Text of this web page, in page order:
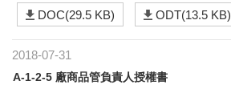
DOC(29.5 KB)
ODT(13.5 KB)
2018-07-31
A-1-2-5 廠商品管負責人授權書